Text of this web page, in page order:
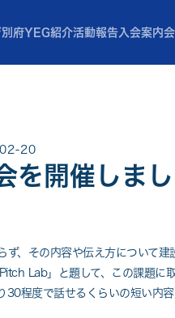
別府YEG紹介活動報告入会案内
20
を開催しま
、その内容や伝え方について建
Lab」と題して、この課題に
30程度で話せるくらいの短い内